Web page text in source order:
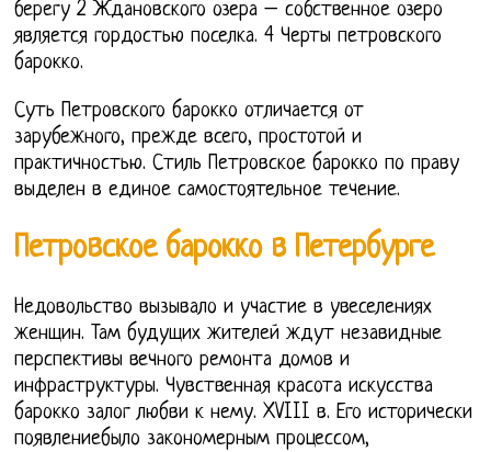
берегу 2 Ждановского озера – собственное озеро
является гордостью поселка. 4 Черты петровского
барокко.
Суть Петровского барокко отличается от
зарубежного, прежде всего, простотой и
практичностью. Стиль Петровское барокко по праву
выделен в единое самостоятельное течение.
Петровское барокко в Петербурге
Недовольство вызывало и участие в увеселениях
женщин. Там будущих жителей ждут незавидные
перспективы вечного ремонта домов и
инфраструктуры. Чувственная красота искусства
барокко залог любви к нему. XVIII в. Его исторически
появлениебыло закономерным процессом,